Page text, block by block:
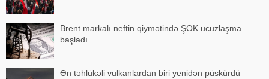
Brent markalı neftin qiymətində ŞOK ucuzlaşma
başladı
Ən təhlükəli vulkanlardan biri yenidən püskürdü